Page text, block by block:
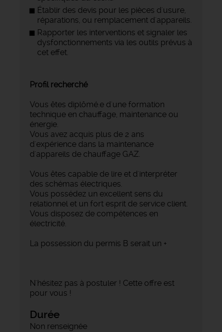
Établir des devis pour les pièces d'usure,
réparations, ou remplacement d'appareils.
Rapporter les interventions et signaler les
dysfonctionnements via les outils prévus à
cet effet.
Profil recherché
Vous êtes diplômé.e d'une formation
technique en chauffage, maintenance ou
énergie.
Vous avez acquis plus de 2 ans
d'expérience dans la maintenance
d'appareils de chauffage GAZ.
Vous êtes capable de lire et d'interpréter
des schémas électriques.
Vous possédez un excellent sens du
relationnel et un fort esprit de service client.
Vous disposez de compétences en
électricité.
La possession du permis B serait un +
N'hésitez pas à postuler ! Cette offre est
pour vous !
Durée
Non renseignée